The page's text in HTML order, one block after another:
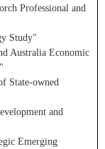
Professional and
Study"
Australia Economic
State-owned
and
Emerging